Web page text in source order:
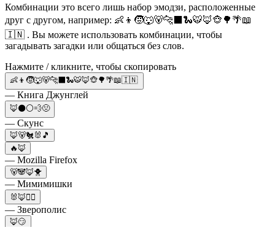
Комбинации это всего лишь набор эмодзи, расположенные
друг с другом, например: 👶👦🧒🐺🐻🐆⬛🐍🐯🦊🐵🌳🌴📖
🇮🇳 . Вы можете использовать комбинации, чтобы
загадывать загадки или общаться без слов.
Нажмите / кликните, чтобы скопировать
👶👦🧒🐺🐻🐆⬛🐍🐯🦊🐵🌳🌴📖🇮🇳
— Книга Джунглей
🦊⚫⚪💨🤢
— Скунс
🦊🐻🐔🐰🎵
🔥🦊
— Mozilla Firefox
🐻🐼🦊🐥
— Мимимишки
🐰🦊👮‍♂️
— Зверополис
🦊😏